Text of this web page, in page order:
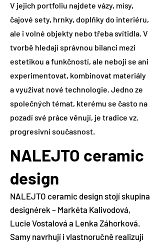
V jejich portfoliu najdete vázy, mísy,
čajové sety, hrnky, doplňky do interiéru,
ale i volné objekty nebo třeba svítidla. V
tvorbě hledají správnou bilanci mezi
estetikou a funkčností, ale nebojí se ani
experimentovat, kombinovat materiály
a využívat nové technologie. Jedno ze
společných témat, kterému se často na
pozadí své práce věnují, je tradice vz.
progresivní současnost.
NALEJTO ceramic
design
NALEJTO ceramic design stojí skupina
designérek – Markéta Kalivodová,
Lucie Vostalová a Lenka Záhorková.
Samy navrhují i vlastnoručně realizují